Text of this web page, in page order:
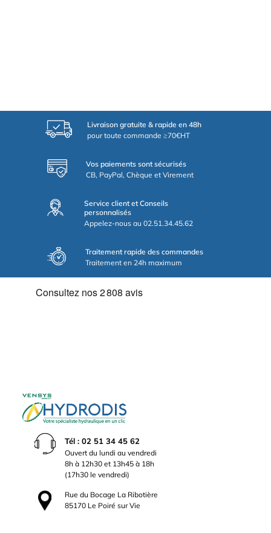
Livraison gratuite & rapide en 48h
pour toute commande ≥70€HT
Vos paiements sont sécurisés
CB, PayPal, Chèque et Virement
Service client et Conseils
personnalisés
Appelez-nous au 02.51.34.45.62
Traitement rapide des commandes
Traitement en 24h maximum
Tél : 02 51 34 45 62
Ouvert du lundi au vendredi
8h à 12h30 et 13h45 à 18h
(17h30 le vendredi)
Rue du Bocage La Ribotière
85170 Le Poiré sur Vie